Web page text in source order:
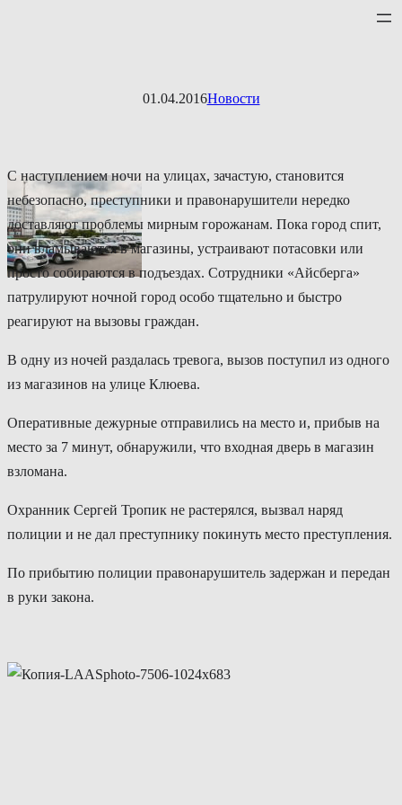
01.04.2016Новости
С наступлением ночи на улицах, зачастую, становится
небезопасно, преступники и правонарушители нередко
доставляют проблемы мирным горожанам. Пока город спит,
они вламываются в магазины, устраивают потасовки или
просто собираются в подъездах. Сотрудники «Айсберга»
патрулируют ночной город особо тщательно и быстро
реагируют на вызовы граждан.
В одну из ночей раздалась тревога, вызов поступил из одного
из магазинов на улице Клюева.
Оперативные дежурные отправились на место и, прибыв на
место за 7 минут, обнаружили, что входная дверь в магазин
взломана.
Охранник Сергей Тропик не растерялся, вызвал наряд
полиции и не дал преступнику покинуть место преступления.
По прибытию полиции правонарушитель задержан и передан
в руки закона.